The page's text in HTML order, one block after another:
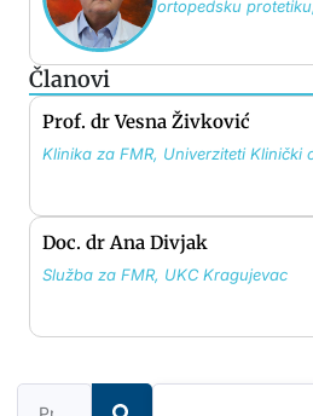
ortopedsku
Članovi
Prof. dr Vesna Živković
Klinika za FMR, Univerziteti Klinički
Doc. dr Ana Divjak
Služba za FMR, UKC Kragujevac